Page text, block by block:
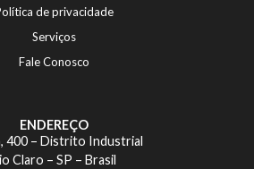
de privacidade
Serviços
Fale Conosco
ENDEREÇO
400 – Distrito Industrial
Claro – SP – Brasil